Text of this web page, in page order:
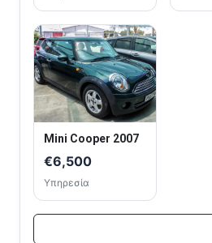
Mini Cooper 2007
€6,500
Υπηρεσία